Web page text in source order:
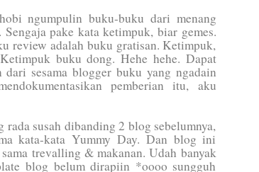
ngumpulin buku-buku dari menang
pake kata ketimpuk, biar gemes.
review adalah buku gratisan. Ketimpuk,
buku dong. Hehe hehe. Dapat
sesama blogger buku yang ngadain
pemberian itu, aku
susah dibanding 2 blog sebelumnya,
kata-kata Yummy Day. Dan blog ini
trevalling & makanan. Udah banyak
blog belum dirapiin *oooo sungguh